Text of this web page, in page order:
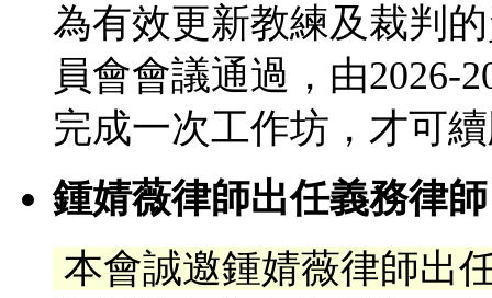
為有效更新教練及裁判
員會會議通過，由2026-
完成一次工作坊，才可
鍾婧薇律師出任義務律師
本會誠邀鍾婧薇律師出